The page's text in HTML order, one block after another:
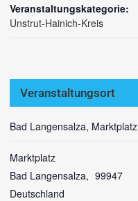
Veranstaltungskategorie:
Unstrut-Hainich-Kreis
Veranstaltungsort
Bad Langensalza, Marktplatz
Marktplatz
Bad Langensalza, 99947
Deutschland